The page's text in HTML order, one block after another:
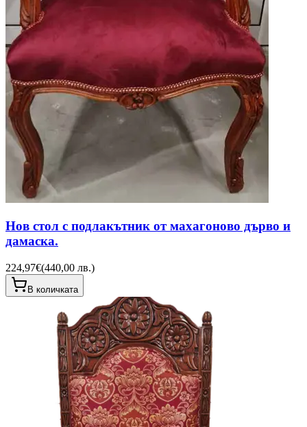
Нов стол с подлакътник от махагоново дърво и
дамаска.
224,97€(440,00 лв.)
В количката